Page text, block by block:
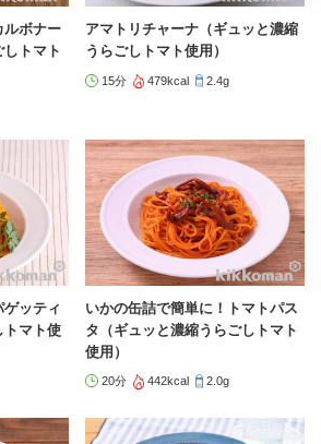
ルボナー
トマト
アマトリチャーナ（ギュッと濃縮
うらごしトマト使用）
15分 479kcal 2.4g
ッティ
トマト使
いかの缶詰で簡単に！トマトパス
タ（ギュッと濃縮うらごしトマト
使用）
20分 442kcal 2.0g